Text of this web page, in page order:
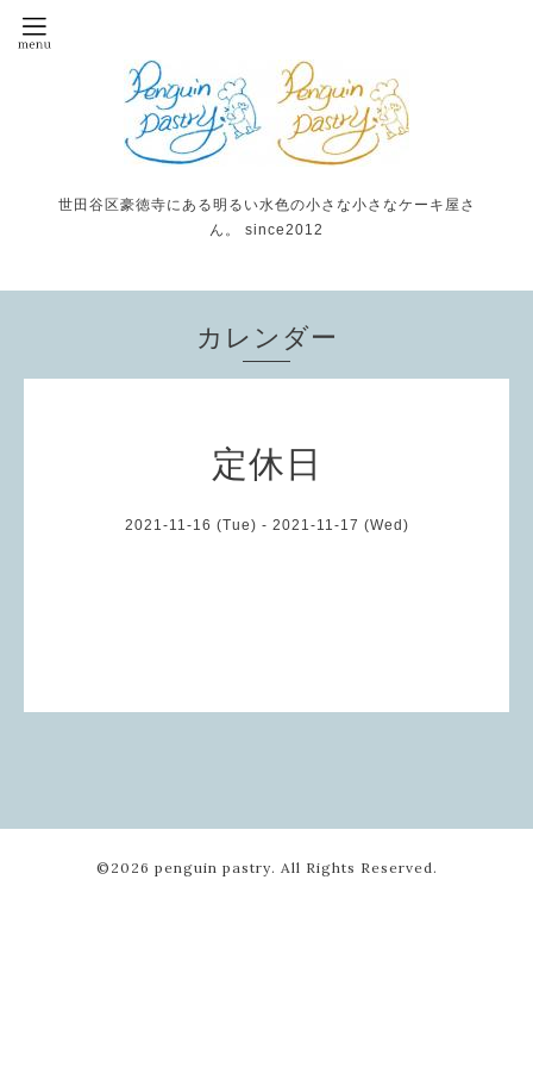
世田谷区豪徳寺にある明るい水色の小さな小さなケーキ屋さ
ん。 since2012
カレンダー
定休日
2021-11-16 (Tue) - 2021-11-17 (Wed)
©2026 penguin pastry. All Rights Reserved.